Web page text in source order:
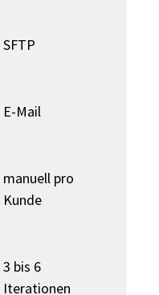
SFTP
E-Mail
manuell pro
Kunde
3 bis 6
Iterationen